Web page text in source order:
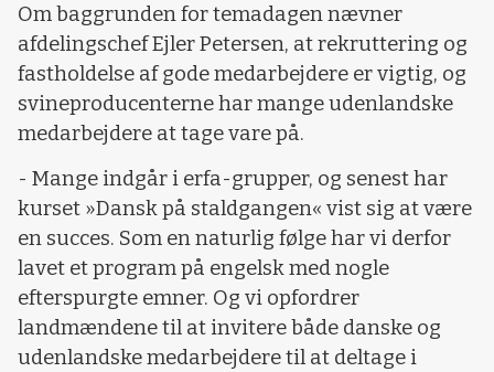
Om baggrunden for temadagen nævner
afdelingschef Ejler Petersen, at rekruttering og
fastholdelse af gode medarbejdere er vigtig, og
svineproducenterne har mange udenlandske
medarbejdere at tage vare på.
- Mange indgår i erfa-grupper, og senest har
kurset »Dansk på staldgangen« vist sig at være
en succes. Som en naturlig følge har vi derfor
lavet et program på engelsk med nogle
efterspurgte emner. Og vi opfordrer
landmændene til at invitere både danske og
udenlandske medarbejdere til at deltage i